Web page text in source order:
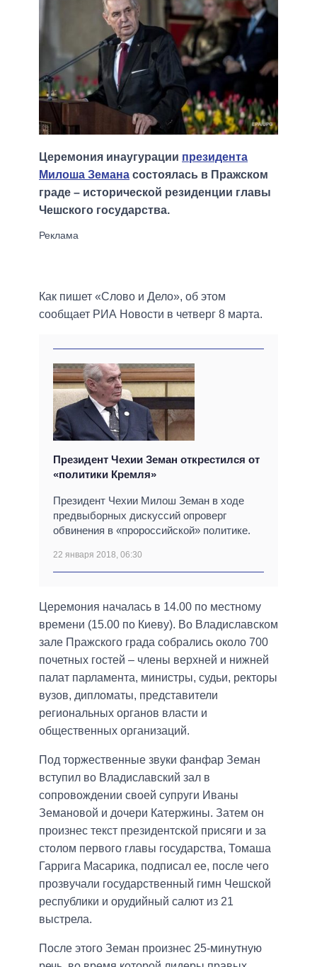
Церемония инаугурации президента
Милоша Земана состоялась в Пражском
граде – исторической резиденции главы
Чешского государства.
Как пишет «Слово и Дело», об этом
сообщает РИА Новости в четверг 8 марта.
Президент Чехии Земан открестился от
«политики Кремля»
Президент Чехии Милош Земан в ходе
предвыборных дискуссий опроверг
обвинения в «пророссийской» политике.
22 января 2018, 06:30
Церемония началась в 14.00 по местному
времени (15.00 по Киеву). Во Владиславском
зале Пражского града собрались около 700
почетных гостей – члены верхней и нижней
палат парламента, министры, судьи, ректоры
вузов, дипломаты, представители
региональных органов власти и
общественных организаций.
Под торжественные звуки фанфар Земан
вступил во Владиславский зал в
сопровождении своей супруги Иваны
Земановой и дочери Катержины. Затем он
произнес текст президентской присяги и за
столом первого главы государства, Томаша
Гаррига Масарика, подписал ее, после чего
прозвучали государственный гимн Чешской
республики и орудийный салют из 21
выстрела.
После этого Земан произнес 25-минутную